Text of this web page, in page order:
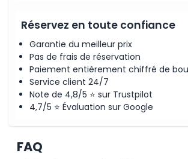
Réservez en toute confiance
Garantie du meilleur prix
Pas de frais de réservation
Paiement entièrement chiffré de
Service client 24/7
Note de 4,8/5 ⭐ sur Trustpilot
4,7/5 ⭐ Évaluation sur Google
FAQ